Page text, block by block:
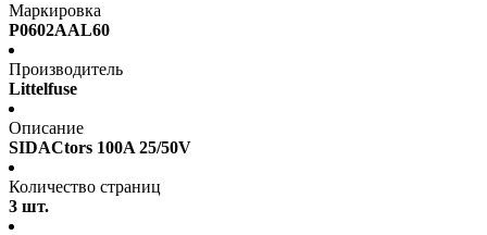
Маркировка
P0602AAL60
Производитель
Littelfuse
Описание
SIDACtors 100A 25/50V
Количество страниц
3 шт.